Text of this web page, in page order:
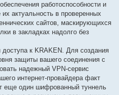
работоспособности и
актуальность в проверенных
сайтов, маскирующихся
в закладках надолго без
к KRAKEN. Для создания
защиты вашего соединения с
надежный VPN-сервис
интернет-провайдера факт
еще один шифрованный туннель